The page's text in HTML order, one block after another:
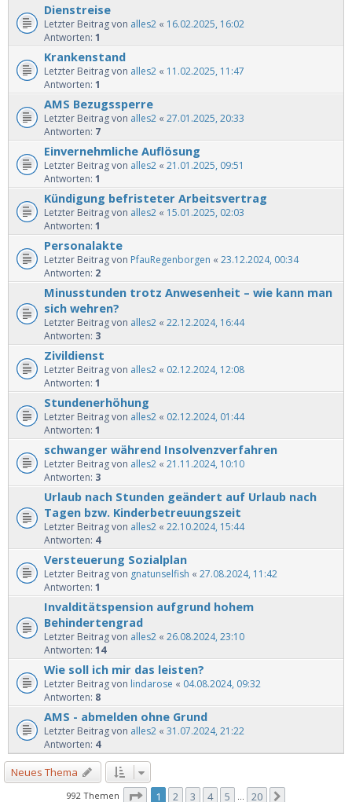
Dienstreise
Letzter Beitrag von alles2 « 16.02.2025, 16:02
Antworten: 1
Krankenstand
Letzter Beitrag von alles2 « 11.02.2025, 11:47
Antworten: 1
AMS Bezugssperre
Letzter Beitrag von alles2 « 27.01.2025, 20:33
Antworten: 7
Einvernehmliche Auflösung
Letzter Beitrag von alles2 « 21.01.2025, 09:51
Antworten: 1
Kündigung befristeter Arbeitsvertrag
Letzter Beitrag von alles2 « 15.01.2025, 02:03
Antworten: 1
Personalakte
Letzter Beitrag von PfauRegenborgen « 23.12.2024, 00:34
Antworten: 2
Minusstunden trotz Anwesenheit – wie kann man
sich wehren?
Letzter Beitrag von alles2 « 22.12.2024, 16:44
Antworten: 3
Zivildienst
Letzter Beitrag von alles2 « 02.12.2024, 12:08
Antworten: 1
Stundenerhöhung
Letzter Beitrag von alles2 « 02.12.2024, 01:44
Antworten: 1
schwanger während Insolvenzverfahren
Letzter Beitrag von alles2 « 21.11.2024, 10:10
Antworten: 3
Urlaub nach Stunden geändert auf Urlaub nach
Tagen bzw. Kinderbetreuungszeit
Letzter Beitrag von alles2 « 22.10.2024, 15:44
Antworten: 4
Versteuerung Sozialplan
Letzter Beitrag von gnatunselfish « 27.08.2024, 11:42
Antworten: 1
Invalditätspension aufgrund hohem
Behindertengrad
Letzter Beitrag von alles2 « 26.08.2024, 23:10
Antworten: 14
Wie soll ich mir das leisten?
Letzter Beitrag von lindarose « 04.08.2024, 09:32
Antworten: 8
AMS - abmelden ohne Grund
Letzter Beitrag von alles2 « 31.07.2024, 21:22
Antworten: 4
Neues Thema
992 Themen Seite 1von 20
1 2 3 4 5 … 20